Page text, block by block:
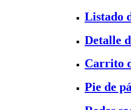
Listado
Detalle
Carrito
Pie de